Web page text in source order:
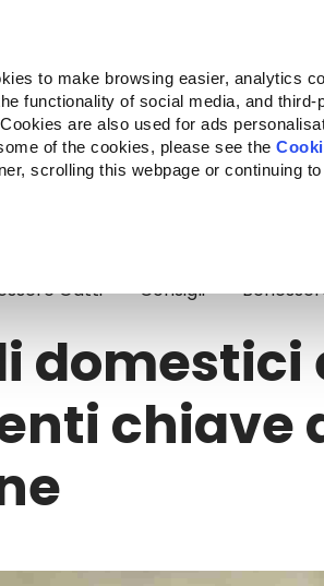
to make browsing easier, analytics
functionality of social media, and
are also used for ads
of the cookies, please see the
scrolling this webpage or continuing
for Life Bando Companion for
Gatti Consigli
domestici
chiave